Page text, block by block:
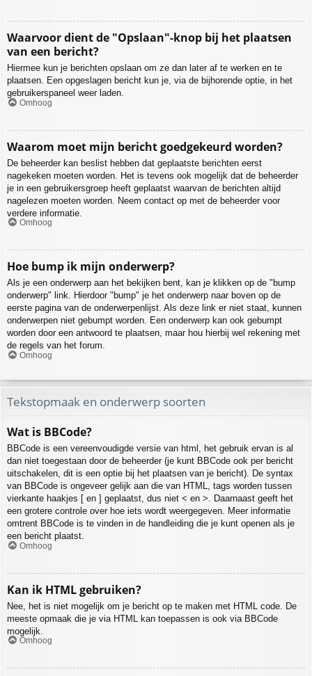
Waarvoor dient de "Opslaan"-knop bij het plaatsen
van een bericht?
Hiermee kun je berichten opslaan om ze dan later af te werken en te
plaatsen. Een opgeslagen bericht kun je, via de bijhorende optie, in het
gebruikerspaneel weer laden.
Omhoog
Waarom moet mijn bericht goedgekeurd worden?
De beheerder kan beslist hebben dat geplaatste berichten eerst
nagekeken moeten worden. Het is tevens ook mogelijk dat de beheerder
je in een gebruikersgroep heeft geplaatst waarvan de berichten altijd
nagelezen moeten worden. Neem contact op met de beheerder voor
verdere informatie.
Omhoog
Hoe bump ik mijn onderwerp?
Als je een onderwerp aan het bekijken bent, kan je klikken op de "bump
onderwerp" link. Hierdoor "bump" je het onderwerp naar boven op de
eerste pagina van de onderwerpenlijst. Als deze link er niet staat, kunnen
onderwerpen niet gebumpt worden. Een onderwerp kan ook gebumpt
worden door een antwoord te plaatsen, maar hou hierbij wel rekening met
de regels van het forum.
Omhoog
Tekstopmaak en onderwerp soorten
Wat is BBCode?
BBCode is een vereenvoudigde versie van html, het gebruik ervan is al
dan niet toegestaan door de beheerder (je kunt BBCode ook per bericht
uitschakelen, dit is een optie bij het plaatsen van je bericht). De syntax
van BBCode is ongeveer gelijk aan die van HTML, tags worden tussen
vierkante haakjes [ en ] geplaatst, dus niet < en >. Daarnaast geeft het
een grotere controle over hoe iets wordt weergegeven. Meer informatie
omtrent BBCode is te vinden in de handleiding die je kunt openen als je
een bericht plaatst.
Omhoog
Kan ik HTML gebruiken?
Nee, het is niet mogelijk om je bericht op te maken met HTML code. De
meeste opmaak die je via HTML kan toepassen is ook via BBCode
mogelijk.
Omhoog